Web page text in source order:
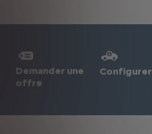
Demander une
offre
Configurer